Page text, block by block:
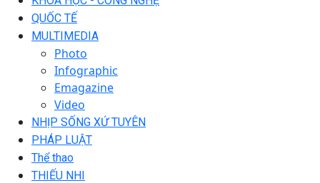
QUỐC TẾ
MULTIMEDIA
Photo
Infographic
Emagazine
Video
NHỊP SỐNG XỨ TUYÊN
PHÁP LUẬT
Thể thao
THIẾU NHI